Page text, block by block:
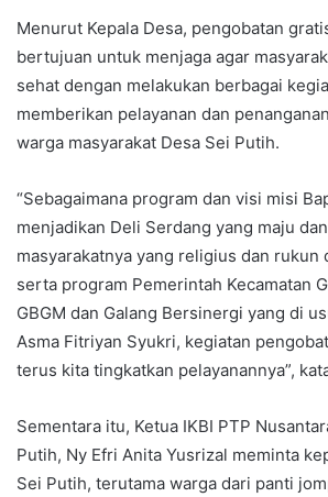
Menurut Kepala Desa, pengobatan
bertujuan untuk menjaga agar
sehat dengan melakukan berbagai
memberikan pelayanan dan
warga masyarakat Desa Sei Putih.
“Sebagaimana program dan visi misi
menjadikan Deli Serdang yang maju
masyarakatnya yang religius dan rukun
serta program Pemerintah Kecamatan
GBGM dan Galang Bersinergi yang di
Asma Fitriyan Syukri, kegiatan
terus kita tingkatkan pelayanannya”,
Sementara itu, Ketua IKBI PTP
Putih, Ny Efri Anita Yusrizal meminta
Sei Putih, terutama warga dari panti